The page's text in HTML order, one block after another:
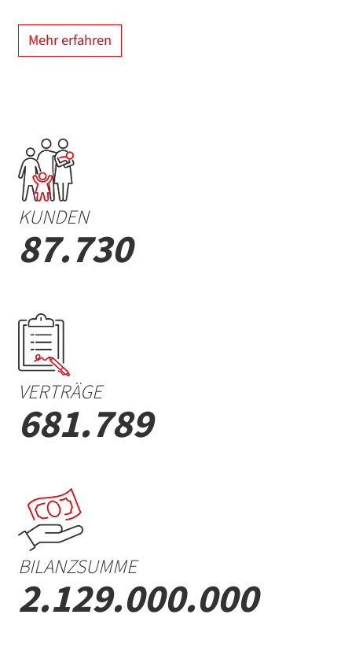
Mehr erfahren
KUNDEN
87.730
VERTRÄGE
681.789
BILANZSUMME
2.129.000.000